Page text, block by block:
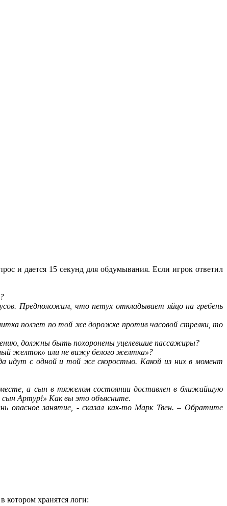
и дается 15 секунд для обдумывания. Если игрок ответил
Предположим, что петух откладывает яйцо на гребень
ползет по той же дорожке против часовой стрелки, то
должны быть похоронены уцелевшие пассажиры?
желток» или не вижу белого желтка»?
идут с одной и той же скоростью. Какой из них в момент
а сын в тяжелом состоянии доставлен в ближайшую
сын Артур!» Как вы это объясните.
опасное занятие, - сказал как-то Марк Твен. – Обратите
хранятся логи: